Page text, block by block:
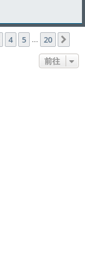
頁)
4 5 20
前往